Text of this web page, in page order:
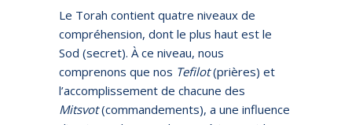
Le Torah contient quatre niveaux de
compréhension, dont le plus haut est le
Sod (secret). À ce niveau, nous
comprenons que nos Tefilot(prières) et
l’accomplissement de chacune des
Mitsvot(commandements), a une influence